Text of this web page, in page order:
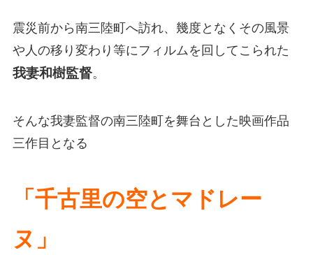
震災前から南三陸町へ訪れ、幾度となくその風景
や人の移り変わり等にフィルムを回してこられた
我妻和樹監督。
そんな我妻監督の南三陸町を舞台とした映画作品
三作目となる
「千古里の空とマドレー
ヌ」